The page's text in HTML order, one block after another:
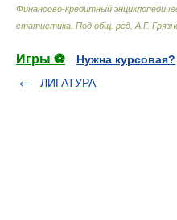
Финансово-кредитный
статистика Под общ. ред. А.Г.
Игры ⚽
Нужна курсовая?
ЛИГАТУРА